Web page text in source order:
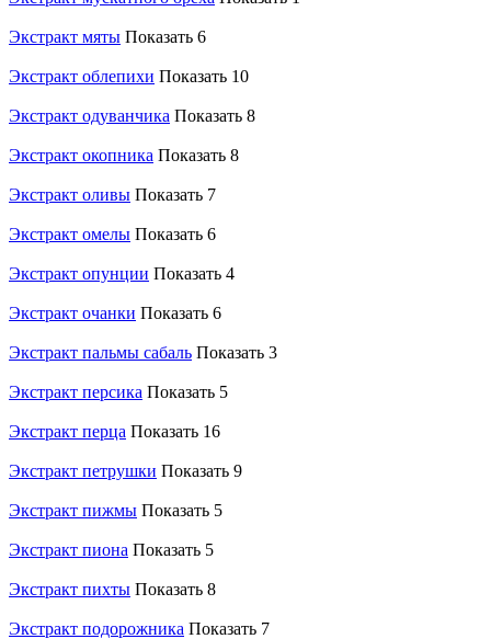
Экстракт мяты Показать 6
Экстракт облепихи Показать 10
Экстракт одуванчика Показать 8
Экстракт окопника Показать 8
Экстракт оливы Показать 7
Экстракт омелы Показать 6
Экстракт опунции Показать 4
Экстракт очанки Показать 6
Экстракт пальмы сабаль Показать 3
Экстракт персика Показать 5
Экстракт перца Показать 16
Экстракт петрушки Показать 9
Экстракт пижмы Показать 5
Экстракт пиона Показать 5
Экстракт пихты Показать 8
Экстракт подорожника Показать 7